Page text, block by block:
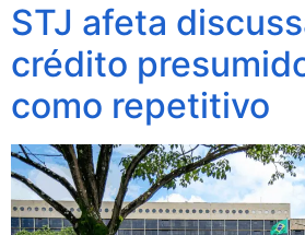
STJ afeta
crédito
como repetitivo